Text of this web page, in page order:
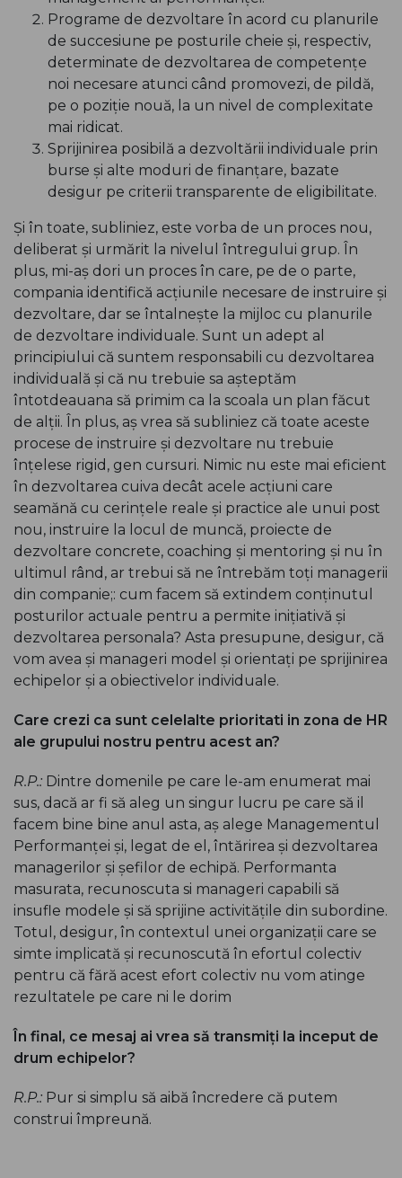
Programe de dezvoltare în acord cu planurile
de succesiune pe posturile cheie și, respectiv,
determinate de dezvoltarea de competențe
noi necesare atunci când promovezi, de pildă,
pe o poziție nouă, la un nivel de complexitate
mai ridicat.
Sprijinirea posibilă a dezvoltării individuale prin
burse și alte moduri de finanțare, bazate
desigur pe criterii transparente de eligibilitate.
Și în toate, subliniez, este vorba de un proces nou,
deliberat și urmărit la nivelul întregului grup. În
plus, mi-aș dori un proces în care, pe de o parte,
compania identifică acțiunile necesare de instruire și
dezvoltare, dar se întalnește la mijloc cu planurile
de dezvoltare individuale. Sunt un adept al
principiului că suntem responsabili cu dezvoltarea
individuală și că nu trebuie sa așteptăm
întotdeauana să primim ca la scoala un plan făcut
de alții. În plus, aș vrea să subliniez că toate aceste
procese de instruire și dezvoltare nu trebuie
înțelese rigid, gen cursuri. Nimic nu este mai eficient
în dezvoltarea cuiva decât acele acțiuni care
seamănă cu cerințele reale și practice ale unui post
nou, instruire la locul de muncă, proiecte de
dezvoltare concrete, coaching și mentoring și nu în
ultimul rând, ar trebui să ne întrebăm toți managerii
din companie;: cum facem să extindem conținutul
posturilor actuale pentru a permite inițiativă și
dezvoltarea personala? Asta presupune, desigur, că
vom avea și manageri model și orientați pe sprijinirea
echipelor și a obiectivelor individuale.
Care crezi ca sunt celelalte prioritati in zona de HR
ale grupului nostru pentru acest an?
R.P.: Dintre domenile pe care le-am enumerat mai
sus, dacă ar fi să aleg un singur lucru pe care să il
facem bine bine anul asta, aș alege Managementul
Performanței și, legat de el, întărirea și dezvoltarea
managerilor și șefilor de echipă. Performanta
masurata, recunoscuta si manageri capabili să
insufle modele și să sprijine activitățile din subordine.
Totul, desigur, în contextul unei organizații care se
simte implicată și recunoscută în efortul colectiv
pentru că fără acest efort colectiv nu vom atinge
rezultatele pe care ni le dorim
În final, ce mesaj ai vrea să transmiți la inceput de
drum echipelor?
R.P.: Pur si simplu să aibă încredere că putem
construi împreună.